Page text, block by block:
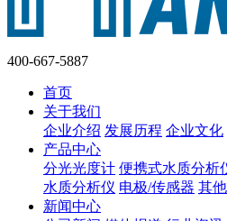
400-667-5887
首页
关于我们
企业介绍 发展历程 企业文化
产品中心
分光光度计 便携式水质分析
水质分析仪 电极/传感器 其他
新闻中心